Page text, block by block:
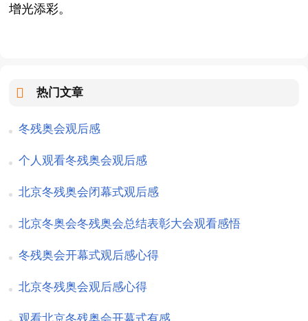
增光添彩。
热门文章
冬残奥会观后感
个人观看冬残奥会观后感
北京冬残奥会闭幕式观后感
北京冬奥会冬残奥会总结表彰大会观看感悟
冬残奥会开幕式观后感心得
北京冬残奥会观后感心得
观看北京冬残奥会开幕式有感